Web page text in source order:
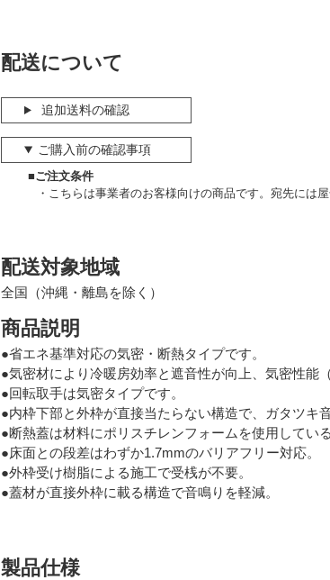
配送について
追加送料の確認
ご購入前の確認事項
■ご注文条件
こちらは事業者のお客様向けの商品です。宛先には
配送対象地域
全国（沖縄・離島を除く）
商品説明
●省エネ基準対応の気密・断熱タイプです。
●気密材により冷暖房効率と遮音性が向上、気密性能
●回転取手は気密タイプです。
●内枠下部と外枠が直接当たらない構造で、ガタツキ
●断熱蓋は材料にポリスチレンフォームを使用してい
●床面との段差はわずか1.7mmのバリアフリー対応。
●外枠受け樹脂による施工で受桟が不要。
●蓋材が直接外枠に載る構造で音鳴りを軽減。
製品仕様